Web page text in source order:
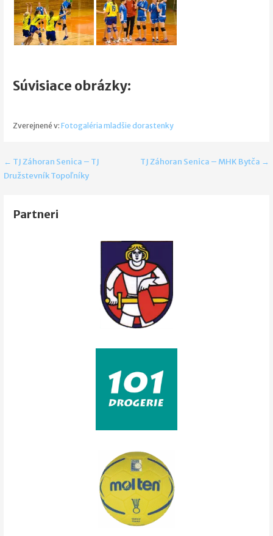
Súvisiace obrázky:
Zverejnené v: Fotogaléria mladšie dorastenky
Navigácia
článku
← TJ Záhoran Senica – TJ
Družstevník Topoľníky
TJ Záhoran Senica – MHK Bytča →
Partneri